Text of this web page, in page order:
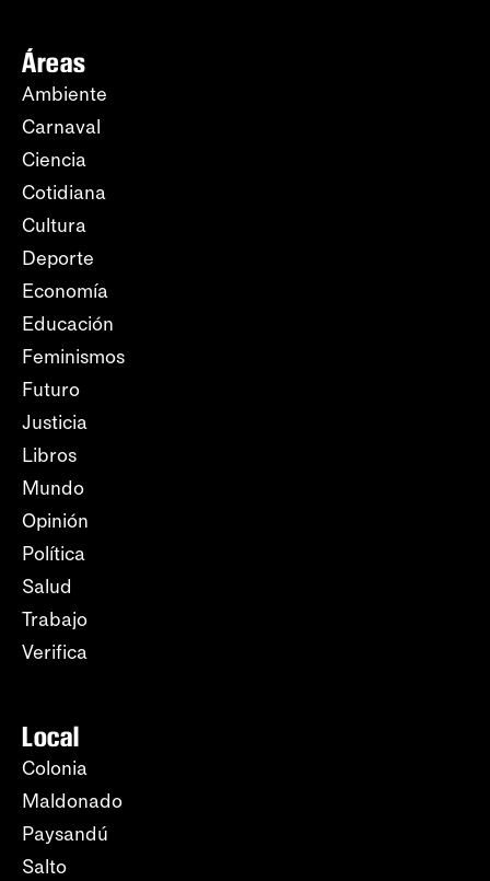
Áreas
Ambiente
Carnaval
Ciencia
Cotidiana
Cultura
Deporte
Economía
Educación
Feminismos
Futuro
Justicia
Libros
Mundo
Opinión
Política
Salud
Trabajo
Verifica
Local
Colonia
Maldonado
Paysandú
Salto